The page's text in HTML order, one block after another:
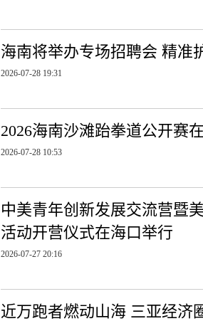
海南将举办专场招聘会 精准
2026-07-28 19:31
2026海南沙滩跆拳道公开赛
2026-07-28 10:53
中美青年创新发展交流营暨
活动开营仪式在海口举行
2026-07-27 20:16
近万跑者燃动山海 三亚经济